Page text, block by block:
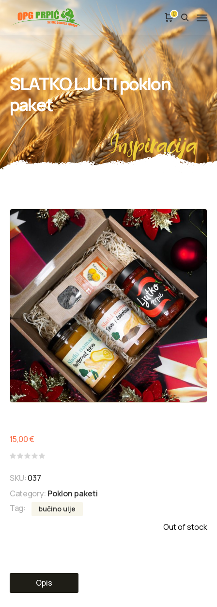
0
SLATKO LJUTI poklon
paket
Inspiracija
15,00€
0
out
5
SKU:037
Category: Poklon paketi
Tag:
bučino ulje
Out of stock
Opis